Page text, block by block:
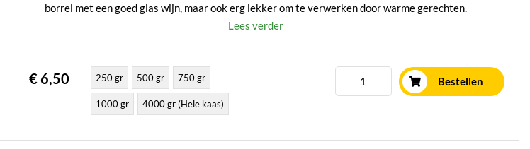
borrel met een goed glas wijn, maar ook erg lekker om te verwerken door warme gerechten.
Lees verder
€ 6,50 250 gr 500 gr 750 gr
1000 gr 4000 gr (Hele kaas)
Bestellen